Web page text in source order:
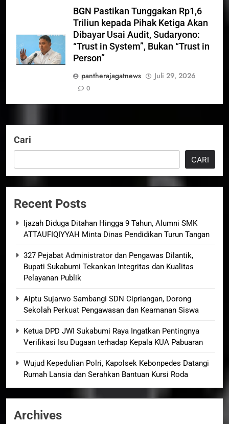
BGN Pastikan Tunggakan Rp1,6
Triliun kepada Pihak Ketiga Akan
Dibayar Usai Audit, Sudaryono:
“Trust in System”, Bukan “Trust in
Person”
pantherajagatnews
Juli 29, 2026
0
Cari
CARI
Recent Posts
Ijazah Diduga Ditahan Hingga 9 Tahun, Alumni SMK
ATTAUFIQIYYAH Minta Dinas Pendidikan Turun Tangan
327 Pejabat Administrator dan Pengawas Dilantik,
Bupati Sukabumi Tekankan Integritas dan Kualitas
Pelayanan Publik
Aiptu Sujarwo Sambangi SDN Cipriangan, Dorong
Sekolah Perkuat Pengawasan dan Keamanan Siswa
Ketua DPD JWI Sukabumi Raya Ingatkan Pentingnya
Verifikasi Isu Dugaan terhadap Kepala KUA Pabuaran
Wujud Kepedulian Polri, Kapolsek Kebonpedes Datangi
Rumah Lansia dan Serahkan Bantuan Kursi Roda
Archives